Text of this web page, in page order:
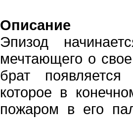
Описание
Эпизод
мечтающего о
брат
которое в
пожаром в его